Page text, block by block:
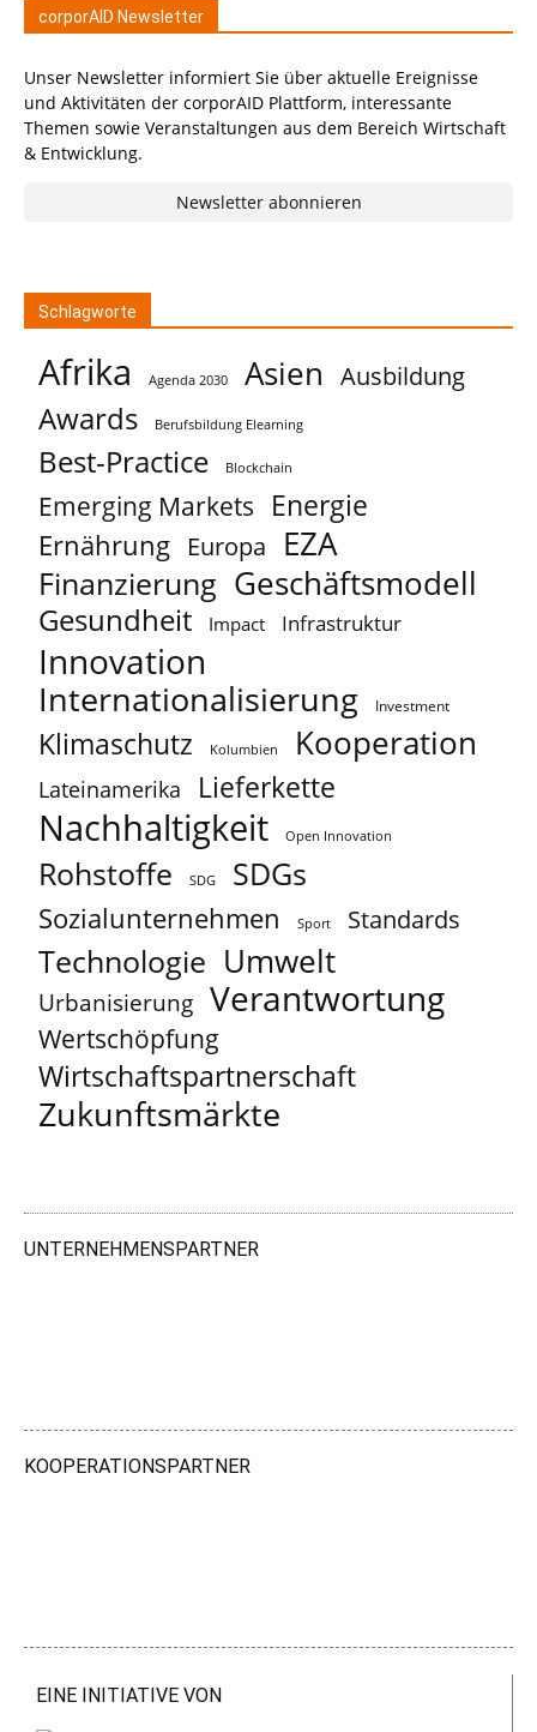
corporAID Newsletter
Unser Newsletter informiert Sie über aktuelle Ereignisse
und Aktivitäten der corporAID Plattform, interessante
Themen sowie Veranstaltungen aus dem Bereich Wirtschaft
& Entwicklung.
Newsletter abonnieren
Schlagworte
Afrika Agenda 2030 Asien Ausbildung
Awards Berufsbildung Elearning
Best-Practice Blockchain
Emerging Markets Energie
Ernährung Europa EZA
Finanzierung Geschäftsmodell
Gesundheit Impact Infrastruktur
Innovation
Internationalisierung Investment
Klimaschutz Kolumbien Kooperation
Lateinamerika Lieferkette
Nachhaltigkeit Open Innovation
Rohstoffe SDG SDGs
Sozialunternehmen Sport Standards
Technologie Umwelt
Urbanisierung Verantwortung
Wertschöpfung
Wirtschaftspartnerschaft
Zukunftsmärkte
UNTERNEHMENSPARTNER
KOOPERATIONSPARTNER
EINE INITIATIVE VON